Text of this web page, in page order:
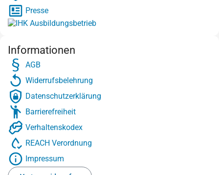
Presse
Informationen
AGB
Widerrufsbelehrung
Datenschutzerklärung
Barrierefreiheit
Verhaltenskodex
REACH Verordnung
Impressum